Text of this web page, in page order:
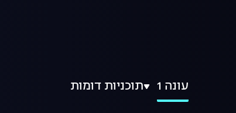
עונה 1 תוכניות דומות